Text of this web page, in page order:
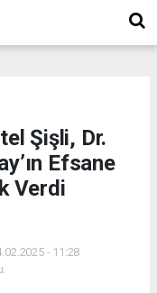
Şişli, Dr.
Efsane
Verdi
- 11:28